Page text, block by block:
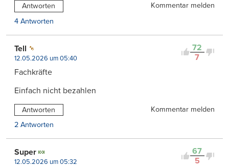
Antworten
Kommentar melden
4 Antworten
72
7
Tell
12.05.2026 um 05:40
Fachkräfte
Einfach nicht bezahlen
Antworten
Kommentar melden
2 Antworten
67
5
Super
12.05.2026 um 05:32